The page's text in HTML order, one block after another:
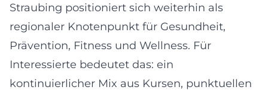
Straubing positioniert sich weiterhin als
regionaler Knotenpunkt für Gesundheit,
Prävention, Fitness und Wellness. Für
Interessierte bedeutet das: ein
kontinuierlicher Mix aus Kursen, punktuellen